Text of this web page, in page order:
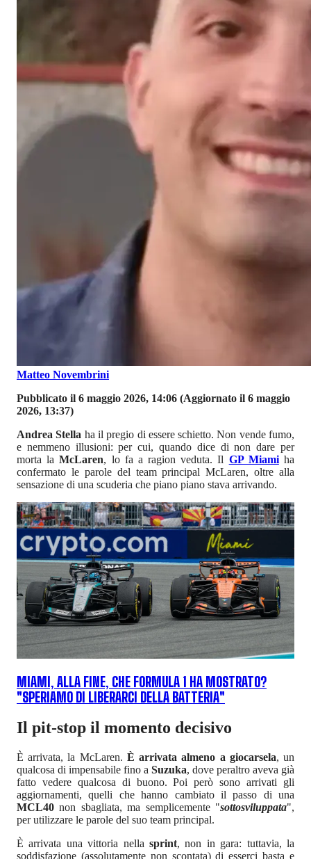
Matteo Novembrini
Pubblicato il 6 maggio 2026, 14:06 (Aggiornato il 6 maggio
2026, 13:37)
Andrea Stella ha il pregio di essere schietto. Non vende fumo,
e nemmeno illusioni: per cui, quando dice di non dare per
morta laMcLaren, lo fa a ragion veduta. Il GP Miami ha
confermato le parole del team principal McLaren, oltre alla
sensazione di una scuderia che piano piano stava arrivando.
MIAMI, ALLA FINE, CHE FORMULA 1 HA MOSTRATO?
"SPERIAMO DI LIBERARCI DELLA BATTERIA"
Il pit-stop il momento decisivo
È arrivata, la McLaren. È arrivata almeno a giocarsela, un
qualcosa di impensabile fino a Suzuka, dove peraltro aveva già
fatto vedere qualcosa di buono. Poi però sono arrivati gli
aggiornamenti, quelli che hanno cambiato il passo di una
MCL40non sbagliata, ma semplicemente "sottosviluppata",
per utilizzare le parole del suo team principal.
È arrivata una vittoria nella sprint, non in gara: tuttavia, la
soddisfazione (assolutamente non scontata) di esserci basta e